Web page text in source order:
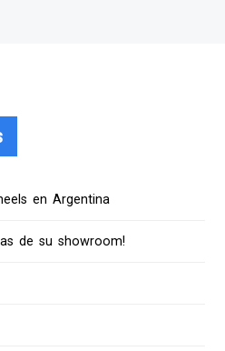
en Argentina
de su showroom!